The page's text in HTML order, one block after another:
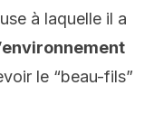
à laquelle il a
le “beau-fils”